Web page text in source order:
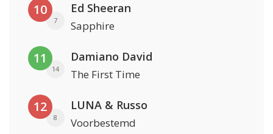
10
7
Ed Sheeran
Sapphire
11
14
Damiano David
The First Time
12
8
LUNA & Russo
Voorbestemd